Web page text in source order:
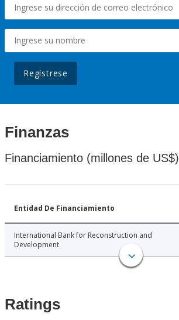
Regístrese
Finanzas
Financiamiento (millones de US$)
Entidad De Financiamiento
International Bank for Reconstruction and
Development
Ratings